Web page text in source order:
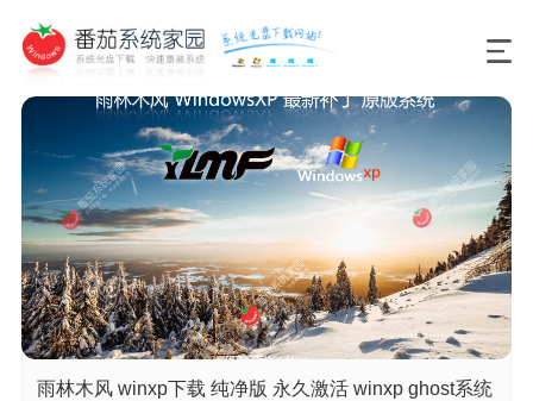
雨林木风 winxp下载 纯净版 永久激活 winxp ghost系统